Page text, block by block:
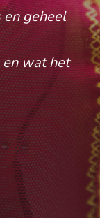
geheel
wat het